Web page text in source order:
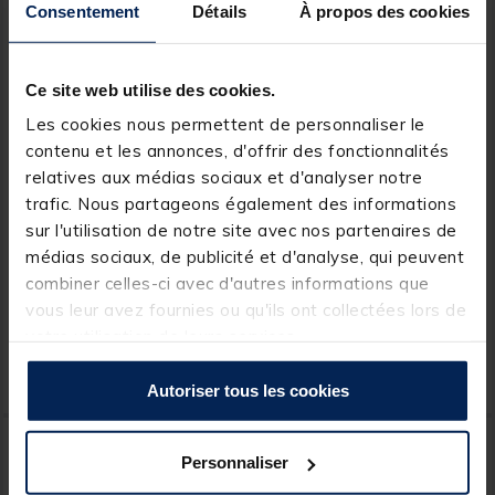
Consentement Détails À propos des cookies
Ce site web utilise des cookies.
Les cookies nous permettent de personnaliser le
contenu et les annonces, d'offrir des fonctionnalités
relatives aux médias sociaux et d'analyser notre
trafic. Nous partageons également des informations
sur l'utilisation de notre site avec nos partenaires de
médias sociaux, de publicité et d'analyse, qui peuvent
combiner celles-ci avec d'autres informations que
vous leur avez fournies ou qu'ils ont collectées lors de
Autoriser tous les cookies
Personnaliser
JMC
Outil porte bobine mouche
jmc porte bobine flair
[object Object] out of 5 Customer Rating
(2)
Expédition sous 24 h
TIEMCO
Porte Bobine Tiemco
Ceramic EVO STD STR
Expédition sous 24 h